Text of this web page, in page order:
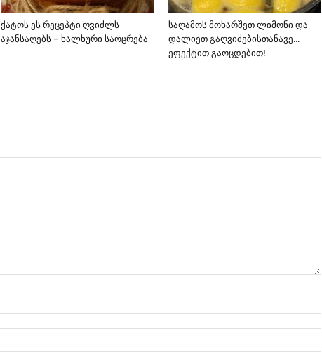
ქატოს ეს რეცეპტი ღვიძლს
აჯანსაღებს – ხალხური საოცრება
საღამოს მოხარშეთ ლიმონი და
დალიეთ გაღვიძებისთანავე…
ეფექტით გაოცდებით!